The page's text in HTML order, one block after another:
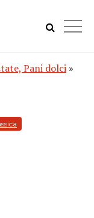
Pani dolci »